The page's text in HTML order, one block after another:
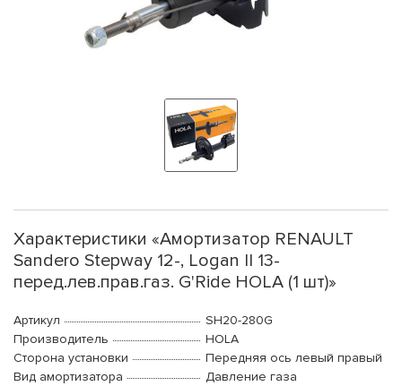
Характеристики «Амортизатор RENAULT
Sandero Stepway 12-, Logan II 13-
перед.лев.прав.газ. G'Ride HOLA (1 шт)»
Артикул
SH20-280G
Производитель
HOLA
Сторона установки
Передняя ось левый правый
Вид амортизатора
Давление газа